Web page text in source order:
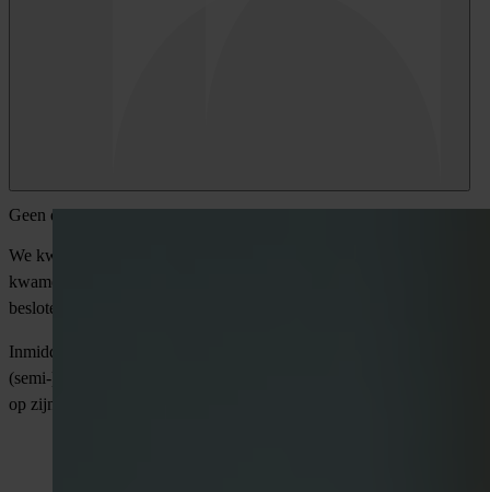
Geen detacheringsbureau zoals alle andere
We kwamen zelf uit de infratechniek en zagen hoe matches tot stand
kwamen. Snel, op volume, zonder echt te kijken wie iemand is. We
besloten het anders te doen. Langzamer, zorgvuldiger, eerlijker.
Inmiddels werken we voor vrijwel alle grote aannemers en voor de
(semi-)overheid door heel Nederland. Maar dat is niet waar we trots
op zijn. Wij zijn trots op de matches die kloppen.